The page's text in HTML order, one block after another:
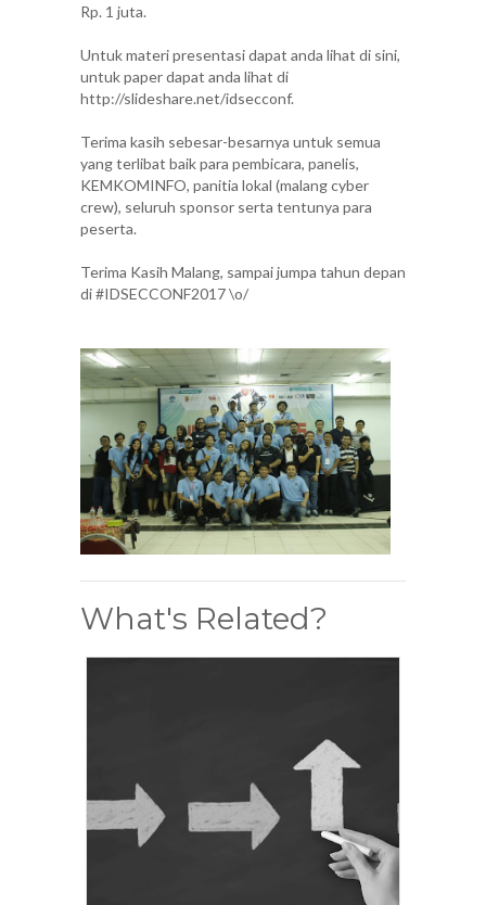
Rp. 1 juta.
Untuk materi presentasi dapat anda lihat di sini,
untuk paper dapat anda lihat di
http://slideshare.net/idsecconf.
Terima kasih sebesar-besarnya untuk semua
yang terlibat baik para pembicara, panelis,
KEMKOMINFO, panitia lokal (malang cyber
crew), seluruh sponsor serta tentunya para
peserta.
Terima Kasih Malang, sampai jumpa tahun depan
di #IDSECCONF2017 \o/
What's Related?